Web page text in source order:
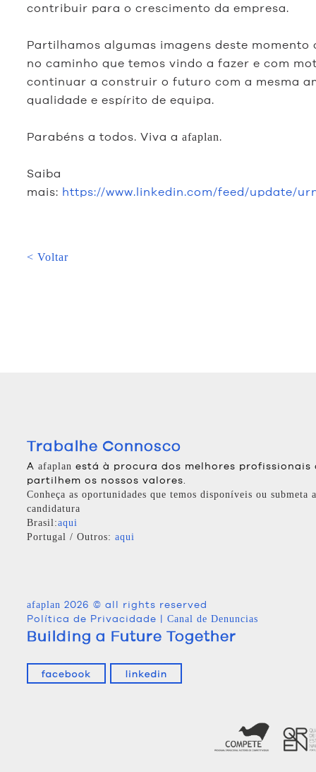
contribuir para o crescimento da empresa.
Partilhamos algumas imagens deste momento
no caminho que temos vindo a fazer e com
continuar a construir o futuro com a mesma
qualidade e espírito de equipa.
Parabéns a todos. Viva a afaplan.
Saiba
mais: https://www.linkedin.com/feed/update/
< Voltar
Trabalhe Connosco
A afaplan está à procura dos melhores profissionais
partilhem os nossos valores.
Conheça as oportunidades que temos disponíveis ou submeta
candidatura
Brasil:aqui
Portugal / Outros: aqui
afaplan 2026 © all rights reserved
Política de Privacidade | Canal de Denuncias
Building a Future Together